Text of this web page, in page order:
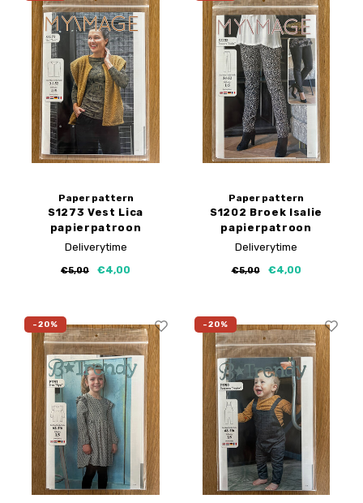
Paper pattern
S1273 Vest Lica
papierpatroon
Deliverytime
€5,00 €4,00
Paper pattern
S1202 Broek Isalie
papierpatroon
Deliverytime
€5,00 €4,00
-20% -20%